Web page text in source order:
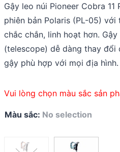
was:
400.000 ₫.
Gậy leo núi Pioneer Cobra
phiên bản Polaris (PL-05)
chắc chắn, linh hoạt hơn.
(telescope) dễ dàng thay đổi
gậy phù hợp với mọi địa hình.
Vui lòng chọn màu sắc sản
Màu sắc: No selection